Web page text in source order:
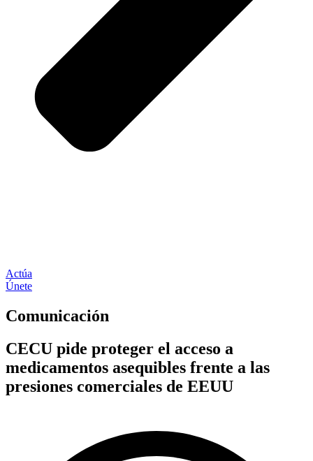
Actúa
Únete
Comunicación
CECU pide proteger el acceso a
medicamentos asequibles frente a las
presiones comerciales de EEUU